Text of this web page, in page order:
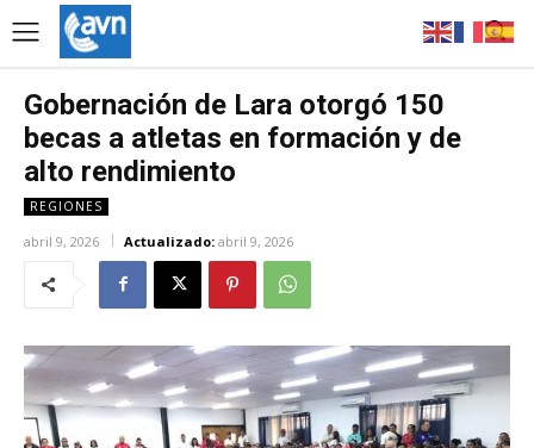
Gobernación de Lara otorgó 150
becas a atletas en formación y de
alto rendimiento
REGIONES
abril 9, 2026 Actualizado: abril 9, 2026